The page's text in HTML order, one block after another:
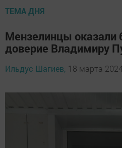
ТЕМА ДНЯ
Мензелинцы оказали
доверие Владимиру
Ильдус Шагиев, 18 марта